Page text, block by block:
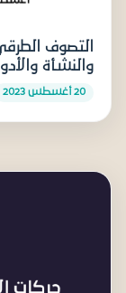
التصوف
والنشأة
20 أغسطس 2023